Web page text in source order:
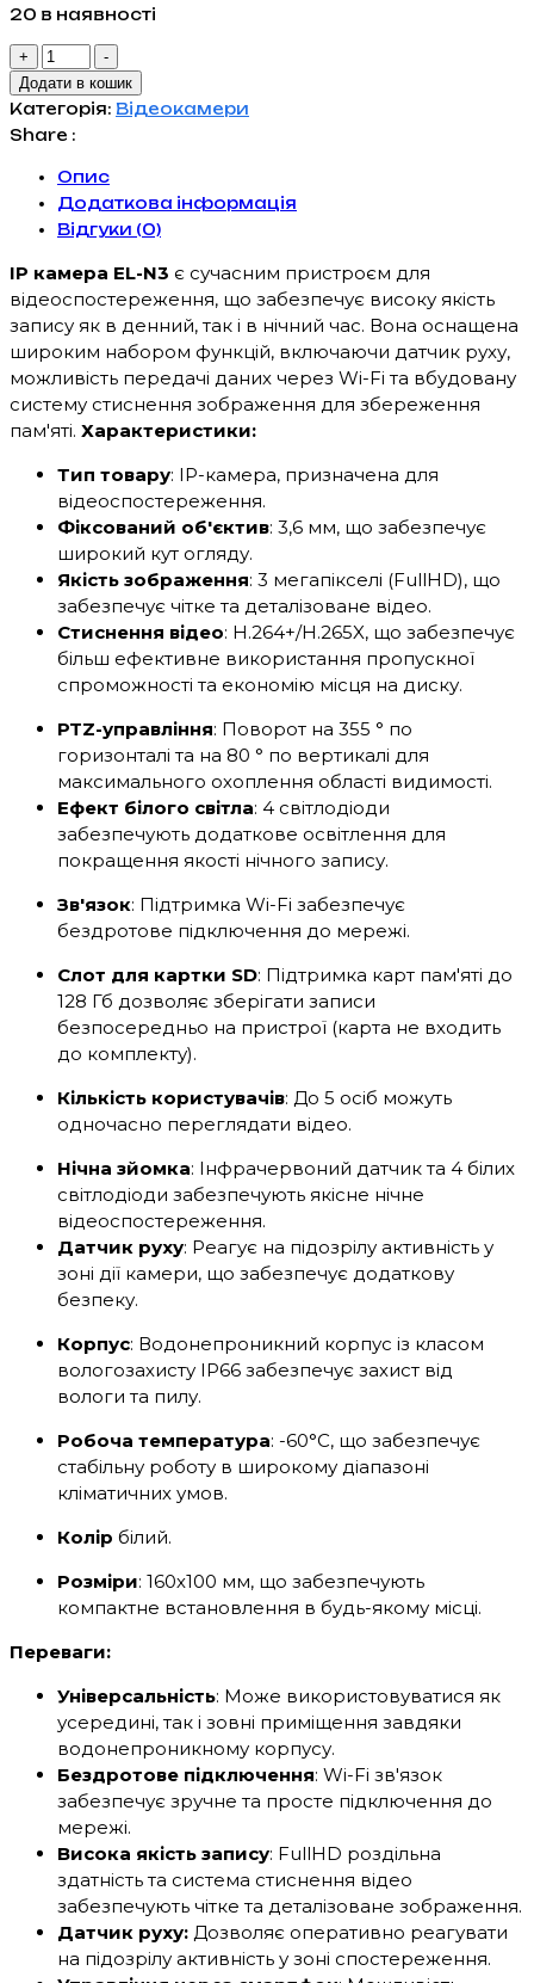
20 в наявності
+
Камера
відеоспостереження
WiFi
IP360
EL-
N3
кількість
-
Додати в кошик
Категорія: Відеокамери
Share :
Опис
Додаткова інформація
Відгуки (0)
IP камера EL-N3 є сучасним пристроєм для
відеоспостереження, що забезпечує високу якість
запису як в денний, так і в нічний час. Вона оснащена
широким набором функцій, включаючи датчик руху,
можливість передачі даних через Wi-Fi та вбудовану
систему стиснення зображення для збереження
пам'яті. Характеристики:
Тип товару: IP-камера, призначена для
відеоспостереження.
Фіксований об'єктив: 3,6 мм, що забезпечує
широкий кут огляду.
Якість зображення: 3 мегапікселі (FullHD), що
забезпечує чітке та деталізоване відео.
Стиснення відео: H.264+/H.265X, що забезпечує
більш ефективне використання пропускної
спроможності та економію місця на диску.
PTZ-управління: Поворот на 355 ° по
горизонталі та на 80 ° по вертикалі для
максимального охоплення області видимості.
Ефект білого світла: 4 світлодіоди
забезпечують додаткове освітлення для
покращення якості нічного запису.
Зв'язок: Підтримка Wi-Fi забезпечує
бездротове підключення до мережі.
Слот для картки SD: Підтримка карт пам'яті до
128 Гб дозволяє зберігати записи
безпосередньо на пристрої (карта не входить
до комплекту).
Кількість користувачів: До 5 осіб можуть
одночасно переглядати відео.
Нічна зйомка: Інфрачервоний датчик та 4 білих
світлодіоди забезпечують якісне нічне
відеоспостереження.
Датчик руху: Реагує на підозрілу активність у
зоні дії камери, що забезпечує додаткову
безпеку.
Корпус: Водонепроникний корпус із класом
вологозахисту IP66 забезпечує захист від
вологи та пилу.
Робоча температура: -60°C, що забезпечує
стабільну роботу в широкому діапазоні
кліматичних умов.
Колір білий.
Розміри: 160х100 мм, що забезпечують
компактне встановлення в будь-якому місці.
Переваги:
Універсальність: Може використовуватися як
усередині, так і зовні приміщення завдяки
водонепроникному корпусу.
Бездротове підключення: Wi-Fi зв'язок
забезпечує зручне та просте підключення до
мережі.
Висока якість запису: FullHD роздільна
здатність та система стиснення відео
забезпечують чітке та деталізоване зображення.
Датчик руху: Дозволяє оперативно реагувати
на підозрілу активність у зоні спостереження.